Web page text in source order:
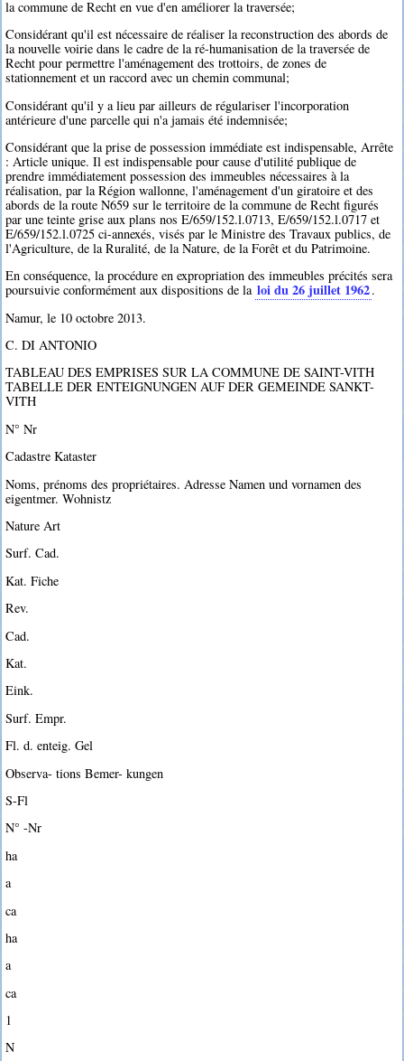
la commune de Recht en vue d'en améliorer la traversée;
Considérant qu'il est nécessaire de réaliser la reconstruction des abords de
la nouvelle voirie dans le cadre de la ré-humanisation de la traversée de
Recht pour permettre l'aménagement des trottoirs, de zones de
stationnement et un raccord avec un chemin communal;
Considérant qu'il y a lieu par ailleurs de régulariser l'incorporation
antérieure d'une parcelle qui n'a jamais été indemnisée;
Considérant que la prise de possession immédiate est indispensable, Arrête
: Article unique. Il est indispensable pour cause d'utilité publique de
prendre immédiatement possession des immeubles nécessaires à la
réalisation, par la Région wallonne, l'aménagement d'un giratoire et des
abords de la route N659 sur le territoire de la commune de Recht figurés
par une teinte grise aux plans nos E/659/152.l.0713, E/659/152.l.0717 et
E/659/152.l.0725 ci-annexés, visés par le Ministre des Travaux publics, de
l'Agriculture, de la Ruralité, de la Nature, de la Forêt et du Patrimoine.
En conséquence, la procédure en expropriation des immeubles précités sera
poursuivie conformément aux dispositions de la loi du 26 juillet 1962.
Namur, le 10 octobre 2013.
C. DI ANTONIO
TABLEAU DES EMPRISES SUR LA COMMUNE DE SAINT-VITH
TABELLE DER ENTEIGNUNGEN AUF DER GEMEINDE SANKT-
VITH
N° Nr
Cadastre Kataster
Noms, prénoms des propriétaires. Adresse Namen und vornamen des
eigentmer. Wohnistz
Nature Art
Surf. Cad.
Kat. Fiche
Rev.
Cad.
Kat.
Eink.
Surf. Empr.
Fl. d. enteig. Gel
Observa- tions Bemer- kungen
S-Fl
N° -Nr
ha
a
ca
ha
a
ca
1
N